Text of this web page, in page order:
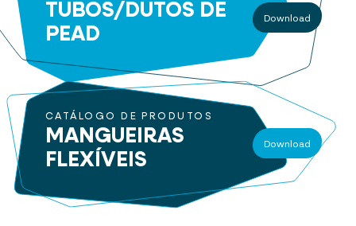
TUBOS/DUTOS DE
PEAD
Download
CATÁLOGO DE PRODUTOS
MANGUEIRAS
FLEXÍVEIS
Download